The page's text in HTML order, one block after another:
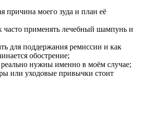
причина моего зуда и план её
часто применять лечебный шампунь и
для поддержания ремиссии и как
обострение;
нужны именно в моём случае;
или уходовые привычки стоит